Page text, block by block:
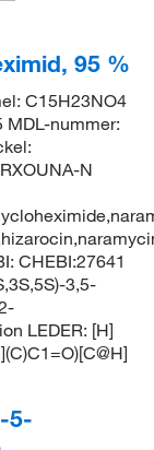
95 %
C15H23NO4
MDL-nummer:
N
CHEBI:27641
3,5-
LEDER: [H]
5-